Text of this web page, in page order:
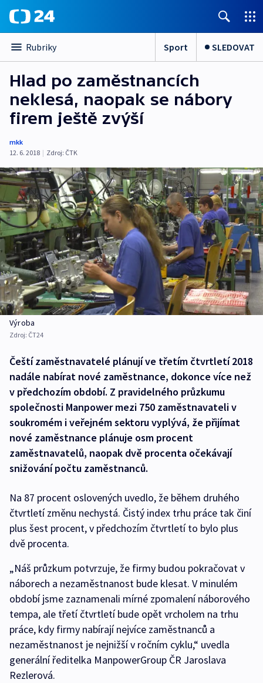
Rubriky Sport SLEDOVAT
Hlad po zaměstnancích
neklesá, naopak se nábory
firem ještě zvýší
mkk
12. 6. 2018 | Zdroj: ČTK
Výroba
Zdroj: ČT24
Čeští zaměstnavatelé plánují ve třetím čtvrtletí 2018
nadále nabírat nové zaměstnance, dokonce více než
v předchozím období. Z pravidelného průzkumu
společnosti Manpower mezi 750 zaměstnavateli v
soukromém i veřejném sektoru vyplývá, že přijímat
nové zaměstnance plánuje osm procent
zaměstnavatelů, naopak dvě procenta očekávají
snižování počtu zaměstnanců.
Na 87 procent oslovených uvedlo, že během druhého
čtvrtletí změnu nechystá. Čistý index trhu práce tak činí
plus šest procent, v předchozím čtvrtletí to bylo plus
dvě procenta.
„Náš průzkum potvrzuje, že firmy budou pokračovat v
náborech a nezaměstnanost bude klesat. V minulém
období jsme zaznamenali mírné zpomalení náborového
tempa, ale třetí čtvrtletí bude opět vrcholem na trhu
práce, kdy firmy nabírají nejvíce zaměstnanců a
nezaměstnanost je nejnižší v ročním cyklu,“ uvedla
generální ředitelka ManpowerGroup ČR Jaroslava
Rezlerová.